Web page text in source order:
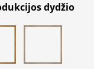
dydžio